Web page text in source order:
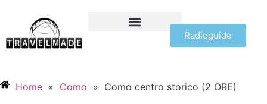
Radioguide
Home » Como » Como centro storico (2 ORE)